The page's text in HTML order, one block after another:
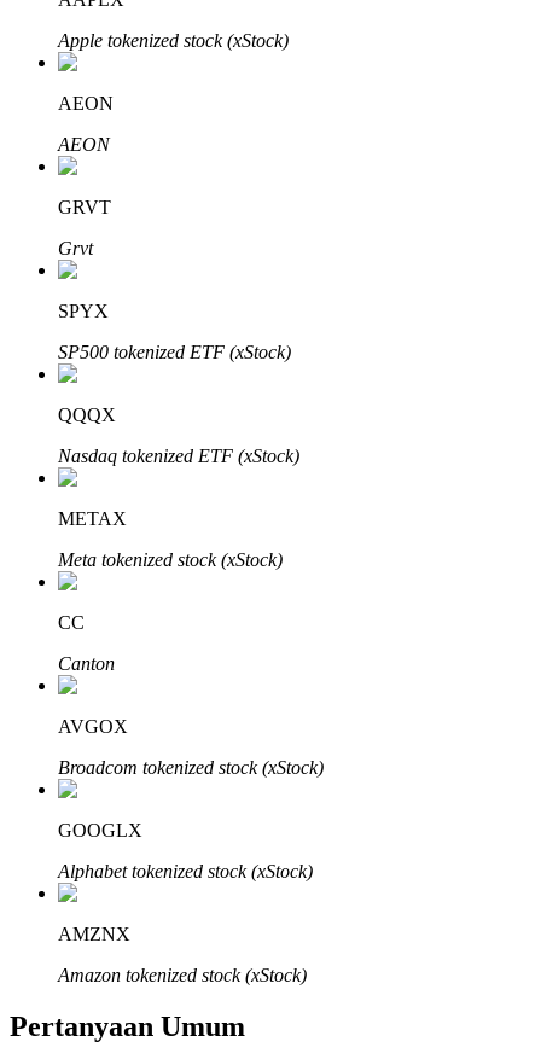
Investasi Otomatis
Raih keuntungan jangka panjang dan kepentingan fleksibel
Bitrue
Mitra Bitrue
Afiliasi Bitrue
Hingga 65% Komisi!
Apple tokenized stock (xStock)
AEON
AEON
GRVT
Grvt
SPYX
SP500 tokenized ETF (xStock)
QQQX
Nasdaq tokenized ETF (xStock)
METAX
Meta tokenized stock (xStock)
CC
Canton
AVGOX
Broadcom tokenized stock (xStock)
GOOGLX
Alphabet tokenized stock (xStock)
AMZNX
Amazon tokenized stock (xStock)
Pertanyaan Umum